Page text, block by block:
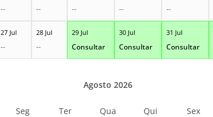
-- -- -- -- --
27 Jul
--
28 Jul
--
29 Jul
Consultar
30 Jul
Consultar
31 Jul
Consultar
Agosto 2026
Seg Ter Qua Qui Sex